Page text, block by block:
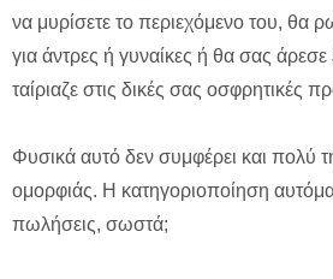
να μυρίσετε το περιεχόμενο του, θα
για άντρες ή γυναίκες ή θα σας άρεσε
ταίριαζε στις δικές σας οσφρητικές
Φυσικά αυτό δεν συμφέρει και πολύ
ομορφιάς. H κατηγοριοπoίηση
πωλήσεις, σωστά;